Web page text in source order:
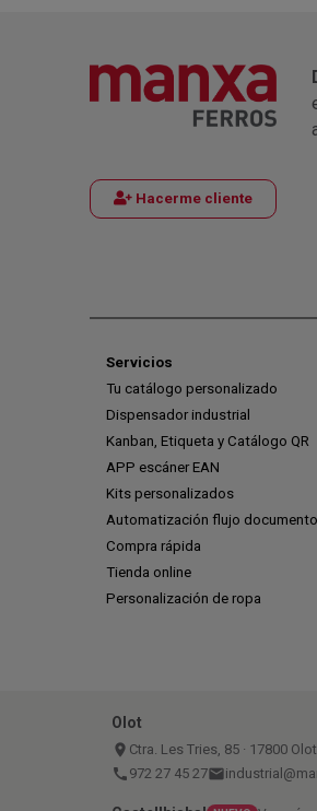
Hacerme cliente
Servicios
Tu catálogo personalizado
Dispensador industrial
Kanban, Etiqueta y Catálogo QR
APP escáner EAN
Kits personalizados
Automatización flujo
Compra rápida
Tienda online
Personalización de ropa
Olot
place Ctra. Les Tries, 85 · 17800
call 972 27 45 27email